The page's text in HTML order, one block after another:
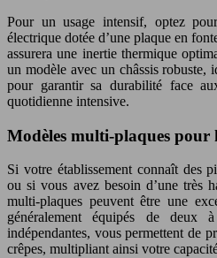
Pour un usage intensif, optez
électrique dotée d’une plaque en
assurera une inertie thermique
un modèle avec un châssis robuste,
pour garantir sa durabilité face
quotidienne intensive.
Modèles multi-plaques
Si votre établissement connaît des
ou si vous avez besoin d’une très
multi-plaques peuvent être une
généralement équipés de deux
indépendantes, vous permettent de
crêpes, multipliant ainsi votre